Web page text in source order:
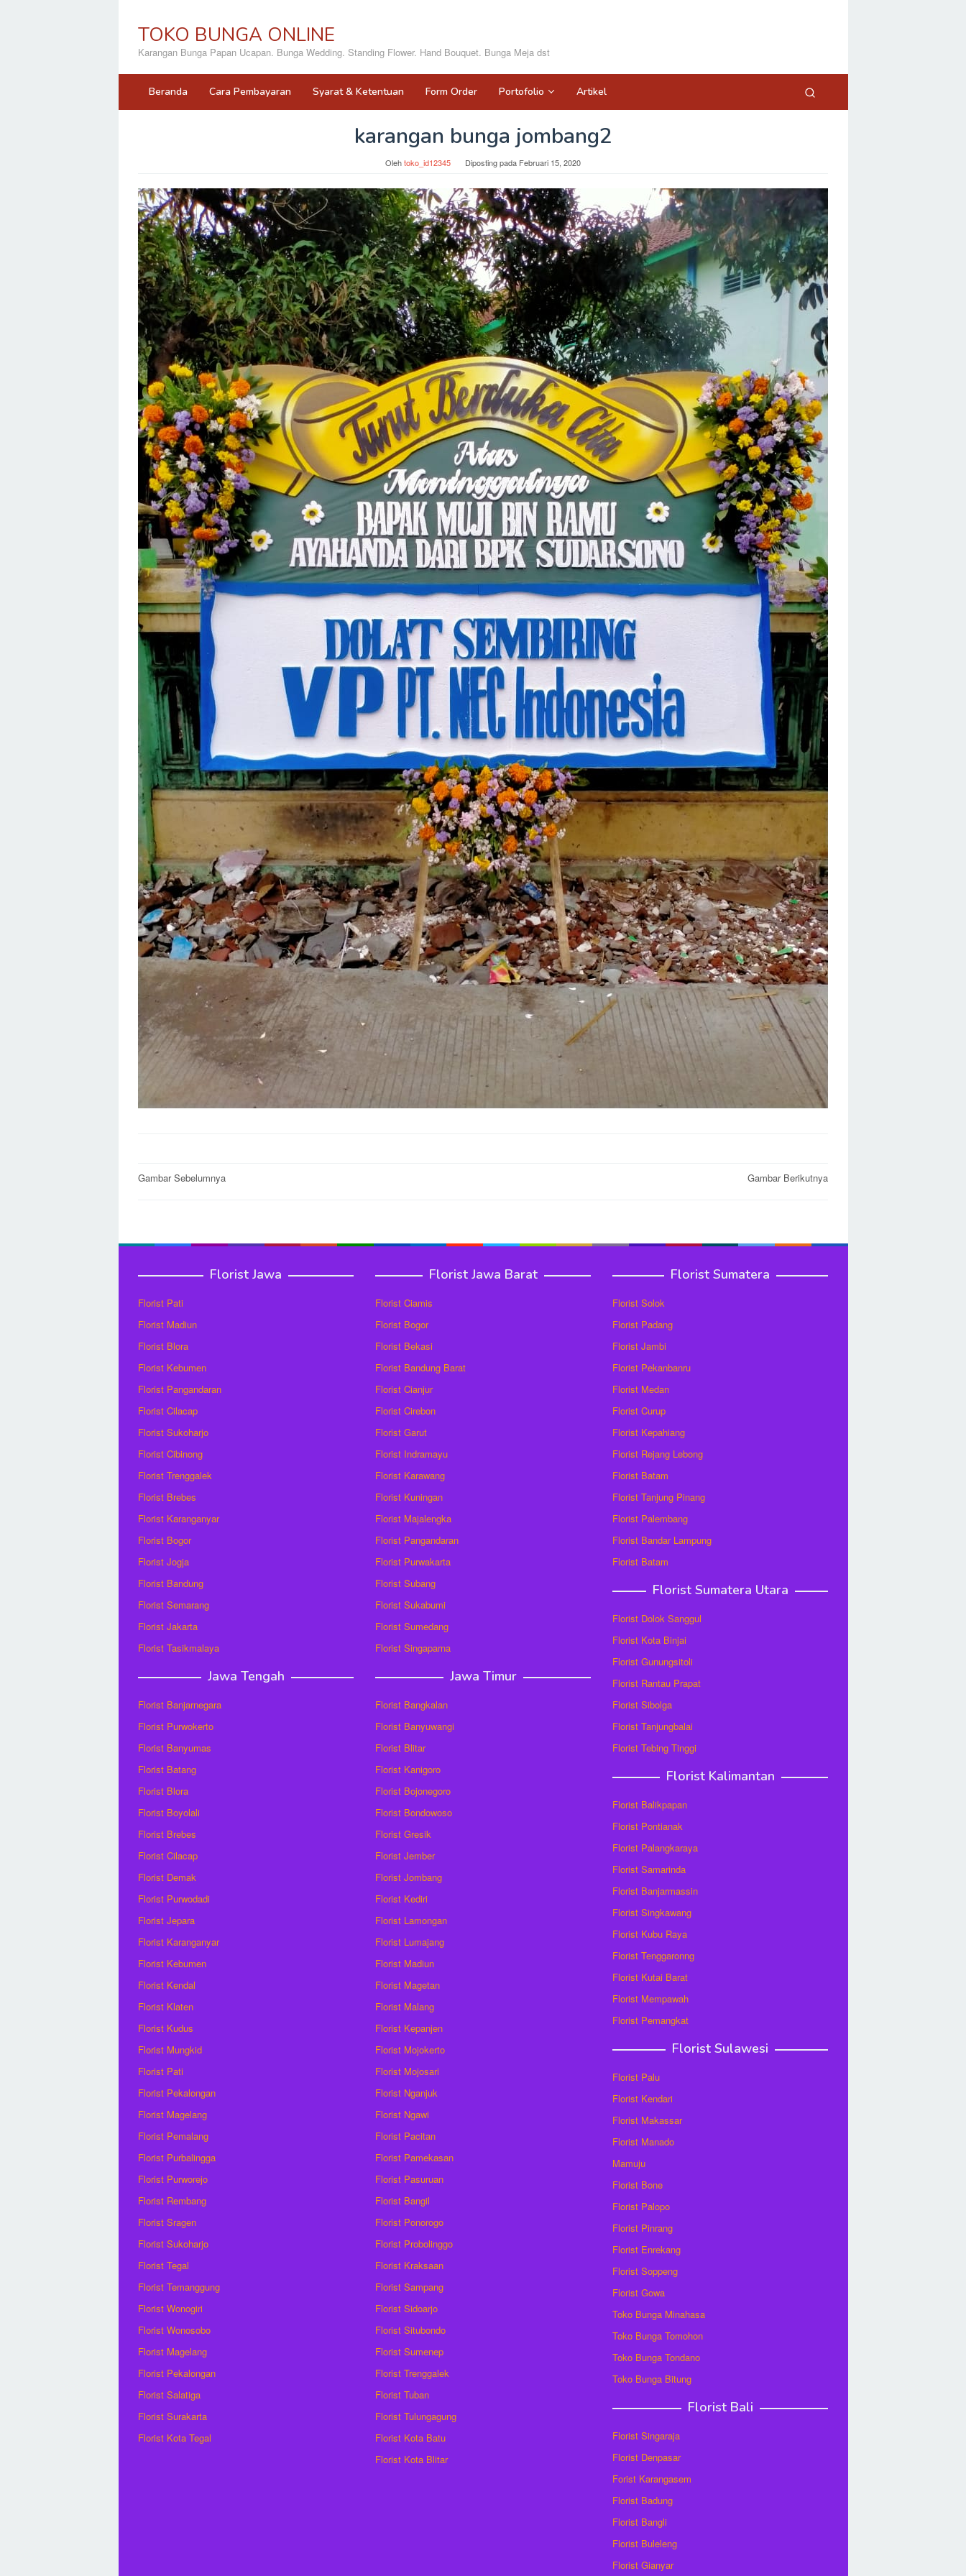
TOKO BUNGA ONLINE
Karangan Bunga Papan Ucapan. Bunga Wedding. Standing Flower. Hand Bouquet. Bunga Meja dst
Beranda Cara Pembayaran Syarat & Ketentuan Form Order Portofolio Artikel
karangan bunga jombang2
Olehtoko_id12345 Diposting pada Februari 15, 2020
Post
Gambar Sebelumnya Gambar Berikutnya
Florist Jawa
Florist Pati
Florist Madiun
Florist Blora
Florist Kebumen
Florist Pangandaran
Florist Cilacap
Florist Sukoharjo
Florist Cibinong
Florist Trenggalek
Florist Brebes
Florist Karanganyar
Florist Bogor
Florist Jogja
Florist Bandung
Florist Semarang
Florist Jakarta
Florist Tasikmalaya
Jawa Tengah
Florist Banjarnegara
Florist Purwokerto
Florist Banyumas
Florist Batang
Florist Blora
Florist Boyolali
Florist Brebes
Florist Cilacap
Florist Demak
Florist Purwodadi
Florist Jepara
Florist Karanganyar
Florist Kebumen
Florist Kendal
Florist Klaten
Florist Kudus
Florist Mungkid
Florist Pati
Florist Pekalongan
Florist Magelang
Florist Pemalang
Florist Purbalingga
Florist Purworejo
Florist Rembang
Florist Sragen
Florist Sukoharjo
Florist Tegal
Florist Temanggung
Florist Wonogiri
Florist Wonosobo
Florist Magelang
Florist Pekalongan
Florist Salatiga
Florist Surakarta
Florist Kota Tegal
Florist Jawa Barat
Florist Ciamis
Florist Bogor
Florist Bekasi
Florist Bandung Barat
Florist Cianjur
Florist Cirebon
Florist Garut
Florist Indramayu
Florist Karawang
Florist Kuningan
Florist Majalengka
Florist Pangandaran
Florist Purwakarta
Florist Subang
Florist Sukabumi
Florist Sumedang
Florist Singaparna
Jawa Timur
Florist Bangkalan
Florist Banyuwangi
Florist Blitar
Florist Kanigoro
Florist Bojonegoro
Florist Bondowoso
Florist Gresik
Florist Jember
Florist Jombang
Florist Kediri
Florist Lamongan
Florist Lumajang
Florist Madiun
Florist Magetan
Florist Malang
Florist Kepanjen
Florist Mojokerto
Florist Mojosari
Florist Nganjuk
Florist Ngawi
Florist Pacitan
Florist Pamekasan
Florist Pasuruan
Florist Bangil
Florist Ponorogo
Florist Probolinggo
Florist Kraksaan
Florist Sampang
Florist Sidoarjo
Florist Situbondo
Florist Sumenep
Florist Trenggalek
Florist Tuban
Florist Tulungagung
Florist Kota Batu
Florist Kota Blitar
Florist Sumatera
Florist Solok
Florist Padang
Florist Jambi
Florist Pekanbanru
Florist Medan
Florist Curup
Florist Kepahiang
Florist Rejang Lebong
Florist Batam
Florist Tanjung Pinang
Florist Palembang
Florist Bandar Lampung
Florist Batam
Florist Sumatera Utara
Florist Dolok Sanggul
Florist Kota Binjai
Florist Gunungsitoli
Florist Rantau Prapat
Florist Sibolga
Florist Tanjungbalai
Florist Tebing Tinggi
Florist Kalimantan
Florist Balikpapan
Florist Pontianak
Florist Palangkaraya
Florist Samarinda
Florist Banjarmassin
Florist Singkawang
Florist Kubu Raya
Florist Tenggaronng
Florist Kutai Barat
Florist Mempawah
Florist Pemangkat
Florist Sulawesi
Florist Palu
Florist Kendari
Florist Makassar
Florist Manado
Mamuju
Florist Bone
Florist Palopo
Florist Pinrang
Florist Enrekang
Florist Soppeng
Florist Gowa
Toko Bunga Minahasa
Toko Bunga Tomohon
Toko Bunga Tondano
Toko Bunga Bitung
Florist Bali
Florist Singaraja
Florist Denpasar
Forist Karangasem
Florist Badung
Florist Bangli
Florist Buleleng
Florist Gianyar